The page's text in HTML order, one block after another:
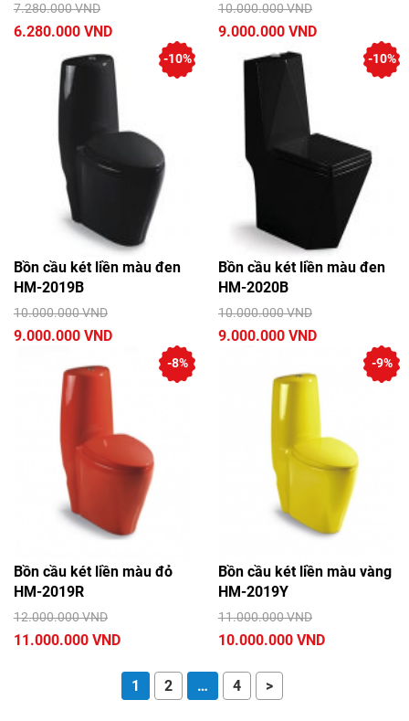
7.280.000 VND
6.280.000 VND
10.000.000 VND
9.000.000 VND
Bồn cầu két liền màu đen
HM-2019B
10.000.000 VND
9.000.000 VND
-10%
Bồn cầu két liền màu đen
HM-2020B
10.000.000 VND
9.000.000 VND
-10%
Bồn cầu két liền màu đỏ
HM-2019R
12.000.000 VND
11.000.000 VND
-8%
Bồn cầu két liền màu vàng
HM-2019Y
11.000.000 VND
10.000.000 VND
-9%
1 2 … 4 >